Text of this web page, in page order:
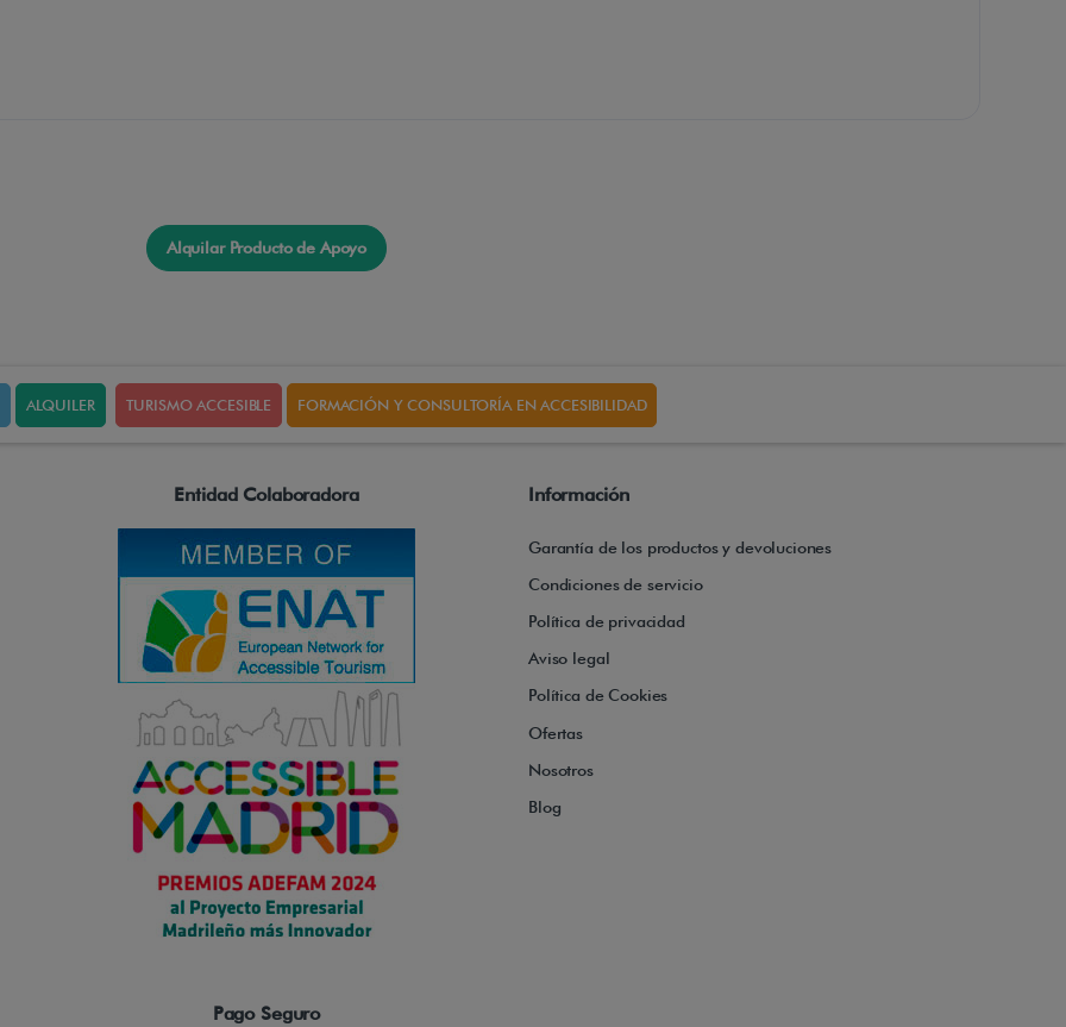
Alquilar Producto de Apoyo
ALQUILER TURISMO ACCESIBLE FORMACIÓN Y CONSULTORÍA EN ACCESIBILIDAD
Entidad Colaboradora
Pago Seguro
Información
Garantía de los productos y devoluciones
Condiciones de servicio
Política de privacidad
Aviso legal
Política de Cookies
Ofertas
Nosotros
Blog